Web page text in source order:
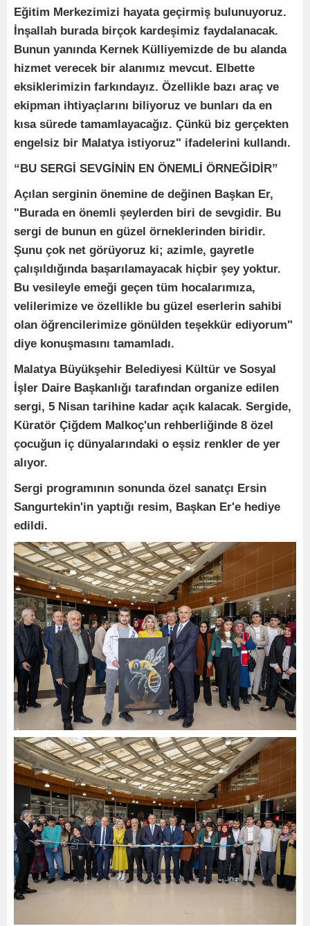
Eğitim Merkezimizi hayata geçirmiş bulunuyoruz.
İnşallah burada birçok kardeşimiz faydalanacak.
Bunun yanında Kernek Külliyemizde de bu alanda
hizmet verecek bir alanımız mevcut. Elbette
eksiklerimizin farkındayız. Özellikle bazı araç ve
ekipman ihtiyaçlarını biliyoruz ve bunları da en
kısa sürede tamamlayacağız. Çünkü biz gerçekten
engelsiz bir Malatya istiyoruz" ifadelerini kullandı.
“BU SERGİ SEVGİNİN EN ÖNEMLİ ÖRNEĞİDİR”
Açılan serginin önemine de değinen Başkan Er,
"Burada en önemli şeylerden biri de sevgidir. Bu
sergi de bunun en güzel örneklerinden biridir.
Şunu çok net görüyoruz ki; azimle, gayretle
çalışıldığında başarılamayacak hiçbir şey yoktur.
Bu vesileyle emeği geçen tüm hocalarımıza,
velilerimize ve özellikle bu güzel eserlerin sahibi
olan öğrencilerimize gönülden teşekkür ediyorum"
diye konuşmasını tamamladı.
Malatya Büyükşehir Belediyesi Kültür ve Sosyal
İşler Daire Başkanlığı tarafından organize edilen
sergi, 5 Nisan tarihine kadar açık kalacak. Sergide,
Küratör Çiğdem Malkoç'un rehberliğinde 8 özel
çocuğun iç dünyalarındaki o eşsiz renkler de yer
alıyor.
Sergi programının sonunda özel sanatçı Ersin
Sangurtekin'in yaptığı resim, Başkan Er'e hediye
edildi.